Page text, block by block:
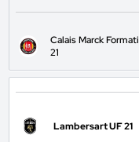
Calais Marck Formati
21
Lambersart UF 21